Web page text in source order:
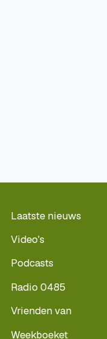
Laatste nieuws
Video's
Podcasts
Radio 0485
Vrienden van
Weekboeket